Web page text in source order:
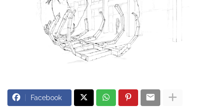
Facebook